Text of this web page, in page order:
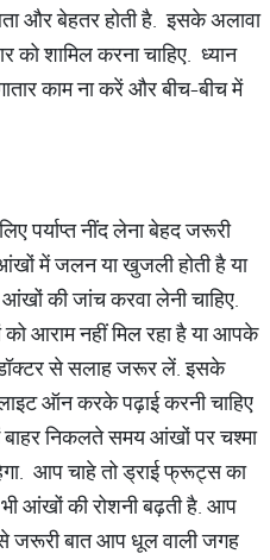
और बेहतर होती है. इसके अलावा
शामिल करना चाहिए. ध्यान
काम ना करें और बीच-बीच में
पर्याप्त नींद लेना बेहद जरूरी
में जलन या खुजली होती है या
की जांच करवा लेनी चाहिए.
आराम नहीं मिल रहा है या आपके
से सलाह जरूर लें. इसके
ऑन करके पढ़ाई करनी चाहिए
निकलते समय आंखों पर चश्मा
आप चाहे तो ड्राई फ्रूट्स का
आंखों की रोशनी बढ़ती है. आप
बात आप धूल वाली जगह